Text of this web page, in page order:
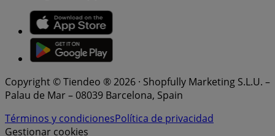
Copyright © Tiendeo ® 2026 · Shopfully Marketing S.L.U. –
Palau de Mar – 08039 Barcelona, Spain
Términos y condicionesPolítica de privacidad
Gestionar cookies